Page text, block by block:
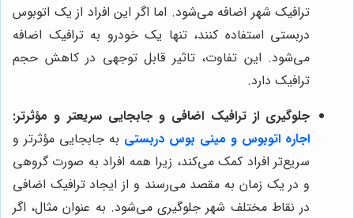
ترافیک شهر اضافه می‌شود. اما اگر این افراد از یک اتوبوس
دربستی استفاده کنند، تنها یک خودرو به ترافیک اضافه
می‌شود. این تفاوت، تاثیر قابل توجهی در کاهش حجم
ترافیک دارد.
جلوگیری از ترافیک اضافی و جابجایی سریعتر و مؤثرتر:
اجاره اتوبوس و مینی بوس دربستی به جابجایی مؤثرتر و
سریع‌تر افراد کمک می‌کند، زیرا همه افراد به صورت گروهی
و در یک زمان به مقصد می‌رسند و از ایجاد ترافیک اضافی
در نقاط مختلف شهر جلوگیری می‌شود. به عنوان مثال، اگر